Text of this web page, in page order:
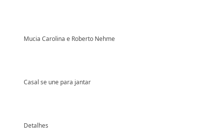
Mucia Carolina e Roberto Nehme
Casal se une para jantar
Detalhes